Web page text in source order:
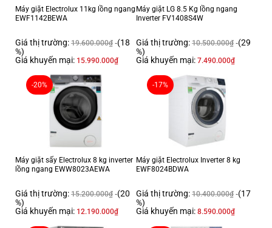
Máy giặt Electrolux 11kg lồng ngang
EWF1142BEWA
Giá thị trường: 19.600.000₫ (18
%)
Giá khuyến mại: 15.990.000₫
Máy giặt LG 8.5 Kg lồng ngang
Inverter FV1408S4W
Giá thị trường: 10.500.000₫ (29
%)
Giá khuyến mại: 7.490.000₫
-20%
Máy giặt sấy Electrolux 8 kg inverter
lồng ngang EWW8023AEWA
Giá thị trường: 15.200.000₫ (20
%)
Giá khuyến mại: 12.190.000₫
-17%
Máy giặt Electrolux Inverter 8 kg
EWF8024BDWA
Giá thị trường: 10.400.000₫ (17
%)
Giá khuyến mại: 8.590.000₫